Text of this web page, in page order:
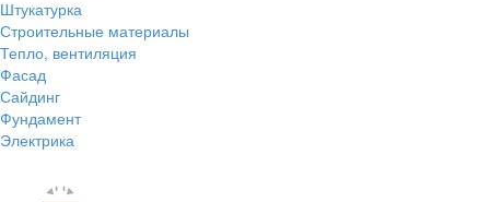
Штукатурка
Строительные материалы
Тепло, вентиляция
Фасад
Сайдинг
Фундамент
Электрика